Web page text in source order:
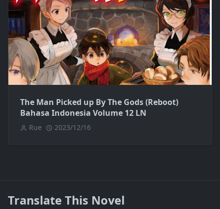
The Man Picked up By The Gods (Reboot)
Bahasa Indonesia Volume 12 LN
Rue 2023/12/16
Translate This Novel